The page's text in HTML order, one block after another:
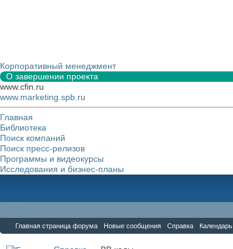
Корпоративный менеджмент
О завершении проекта
www.cfin.ru
www.marketing.spb.ru
Главная
Библиотека
Поиск компаний
Поиск пресс-релизов
Программы и видеокурсы
Исследования и бизнес-планы
Главная страница форума Новые сообщения Справка Календарь